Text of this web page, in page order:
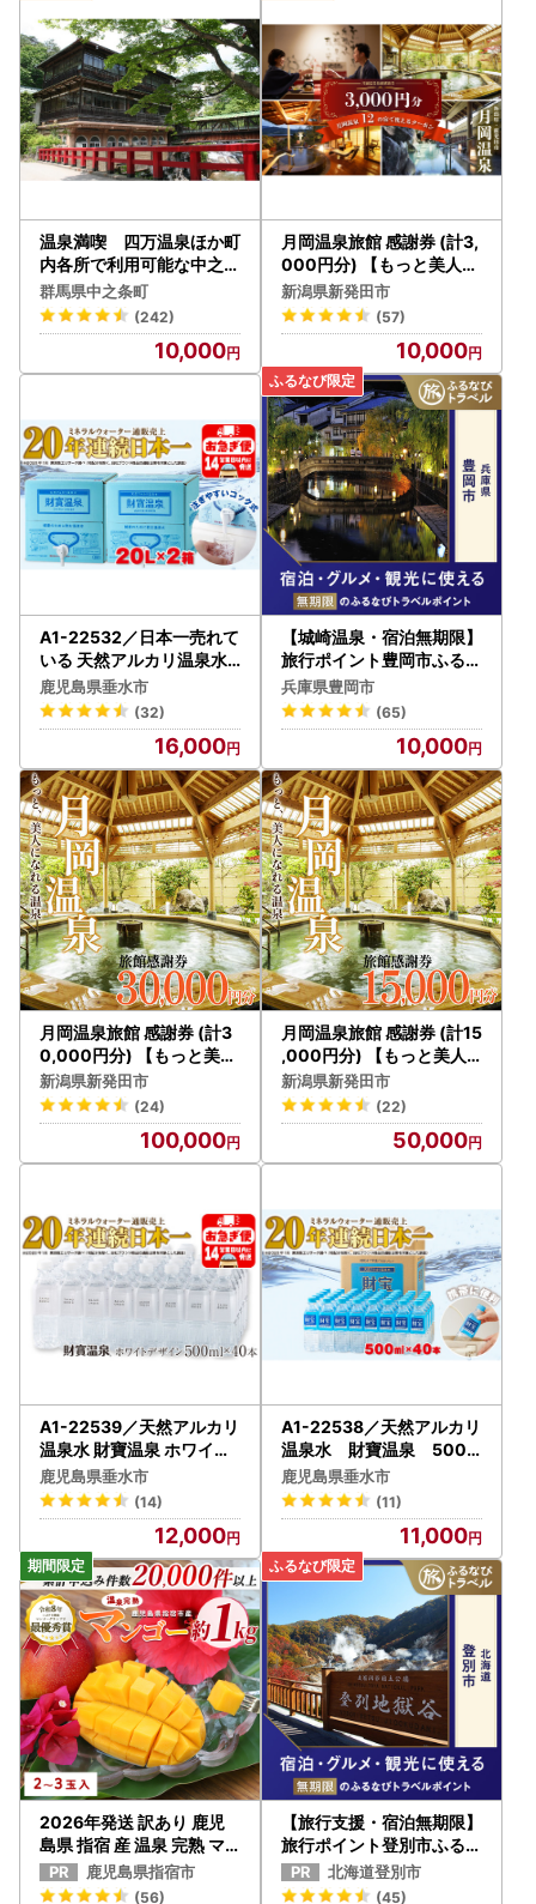
温泉満喫 四万温泉ほか町
内各所で利用可能な中之条
町ふるさと寄附感謝券
群馬県中之条町
(242)
10,000
月岡温泉旅館 感謝券 (計3,
000円分) 【もっと美人に
なれる温泉】 新潟県 新発
田市 A01
新潟県新発田市
(57)
10,000
A1-22532／日本一売れて
いる 天然アルカリ温泉水
財寶温泉 20L×2箱
鹿児島県垂水市
(32)
16,000
【城崎温泉・宿泊無期限】
旅行ポイント豊岡市ふるな
びトラベルポイント
兵庫県豊岡市
(65)
10,000
月岡温泉旅館 感謝券 (計3
0,000円分) 【もっと美人
になれる温泉】 新潟県 新
発田市 A01_10
新潟県新発田市
(24)
100,000
月岡温泉旅館 感謝券 (計15
,000円分) 【もっと美人
になれる温泉】 新潟県 新
発田市 A01_5
新潟県新発田市
(22)
50,000
A1-22539／天然アルカリ
温泉水 財寶温泉 ホワイト
デザイン 500ml×40本 計
20L
鹿児島県垂水市
(14)
12,000
A1-22538／天然アルカリ
温泉水 財寶温泉 500m
l×40本
鹿児島県垂水市
(11)
11,000
2026年発送 訳あり 鹿児
島県 指宿 産 温泉 完熟 マ
ンゴー 約1kg T&P IB057-
001 マンゴー マンゴー
鹿児島県指宿市
(56)
【旅行支援・宿泊無期限】
旅行ポイント登別市ふるな
びトラベルポイント
北海道登別市
(45)